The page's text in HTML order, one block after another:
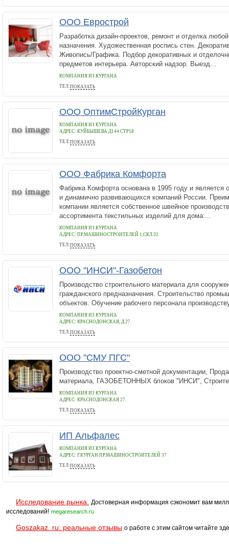
ООО Еврострой
Разработка дизайн-проектов, ремонт и отделка
назначения. Художественная роспись стен.
Живопись/Графика. Подбор декоративных и
предметов интерьера. Авторский надзор. Выезд...
КОМПАНИЯ ИЗ КУРГАНА
ТЕЛ:ПОКАЗАТЬ
89638629146
ООО ОптимСтройКурган
КОМПАНИЯ ИЗ КУРГАНА
АДРЕС: КУЙБЫШЕВА Д144 СТР18
ТЕЛ:ПОКАЗАТЬ
+73522610761
ООО Фабрика Комфорта
Фабрика Комфорта основана в 1995 году и является
и динамично развивающихся компаний России.
компании является собственное швейное
ассортимента текстильных изделий для дома:...
КОМПАНИЯ ИЗ КУРГАНА
АДРЕС: ПР.МАШИНОСТРОИТЕЛЕЙ 1,СКЛ.32
ТЕЛ:ПОКАЗАТЬ
8-(3522)-630--278, 630-271,8-963-002-0022
ООО "ИНСИ"-Газобетон
Производство строительного материала для
гражданского предназначения. Строительство
объектов. Обучение рабочего персонала
КОМПАНИЯ ИЗ КУРГАНА
АДРЕС: КРАСНОДОНСКАЯ, Д.27.
ТЕЛ:ПОКАЗАТЬ
8-963-001-82-72, 8-908-000-03-10, 8-912-522-23-05
ООО "СМУ ПГС"
Производство проектно-сметной документации,
материала, ГАЗОБЕТОННЫХ блоков "ИНСИ",
КОМПАНИЯ ИЗ КУРГАНА
АДРЕС: КРАСНОДОНСКАЯ 27.
ТЕЛ:ПОКАЗАТЬ
8-963-001-82-72, 8-912-522-23-05, 8-908-000-03-10,
ИП Альфалес
КОМПАНИЯ ИЗ КУРГАНА
АДРЕС: Г.КУРГАН ПР.МАШИНОСТРОИТЕЛЕЙ 37
ТЕЛ:ПОКАЗАТЬ
8-912-837-23-26
Исследование рынка.
Достоверная информация сэкономит вам
исследований! megaresearch.ru
Goszakaz. ru: реальные отзывы о работе с этим сайтом читайте